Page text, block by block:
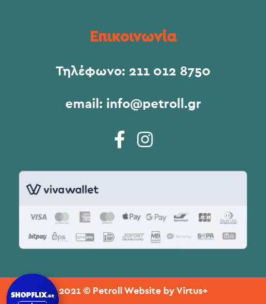
Επικοινωνία
Τηλέφωνο: 211 012 8750
email: info@petroll.gr
2021 © Petroll Website byVirtus+